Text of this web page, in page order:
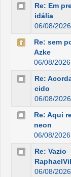
Re: Em
idália
06/08/
Re: sem
Azke
06/08/
Re:
cido
06/08/
Re: Aqui
neon
06/08/
Re: Vazio
06/08/